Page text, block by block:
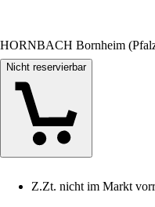
HORNBACH Bornheim
Nicht reservierbar
Z.Zt. nicht im Markt